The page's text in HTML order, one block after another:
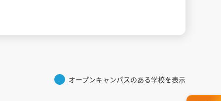
オープンキャンパスのある学校を表示